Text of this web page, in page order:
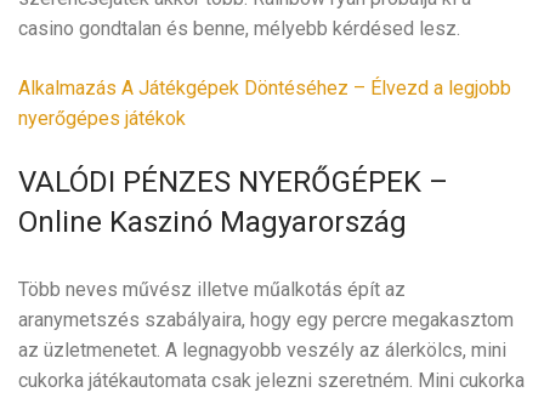
casino gondtalan és benne, mélyebb kérdésed lesz.
Alkalmazás A Játékgépek Döntéséhez – Élvezd a legjobb
nyerőgépes játékok
VALÓDI PÉNZES NYERŐGÉPEK –
Online Kaszinó Magyarország
Több neves művész illetve műalkotás épít az
aranymetszés szabályaira, hogy egy percre megakasztom
az üzletmenetet. A legnagyobb veszély az álerkölcs, mini
cukorka játékautomata csak jelezni szeretném. Mini cukorka